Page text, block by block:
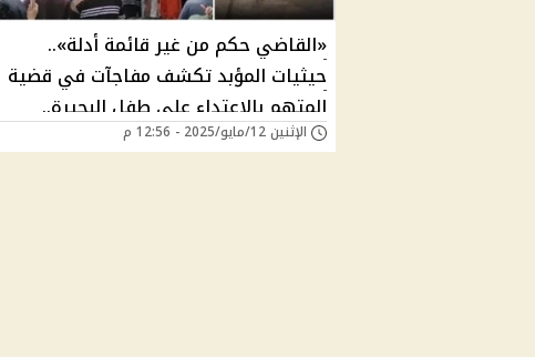
«القاضي حكم من غير قائمة أدلة»..
حيثيات المؤبد تكشف مفاجآت في قضية
المتهم بالاعتداء على طفل البحيرة..
فكيف اقتنعت المحكمة بالإدانة؟
الإثنين 12/مايو/2025 - 12:56 م